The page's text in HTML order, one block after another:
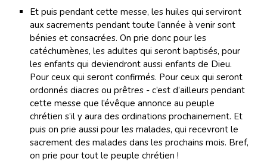
Et puis pendant cette messe, les huiles qui serviront
aux sacrements pendant toute l’année à venir sont
bénies et consacrées. On prie donc pour les
catéchumènes, les adultes qui seront baptisés, pour
les enfants qui deviendront aussi enfants de Dieu.
Pour ceux qui seront confirmés. Pour ceux qui seront
ordonnés diacres ou prêtres - c’est d’ailleurs pendant
cette messe que l’évêque annonce au peuple
chrétien s’il y aura des ordinations prochainement. Et
puis on prie aussi pour les malades, qui recevront le
sacrement des malades dans les prochains mois. Bref,
on prie pour tout le peuple chrétien !